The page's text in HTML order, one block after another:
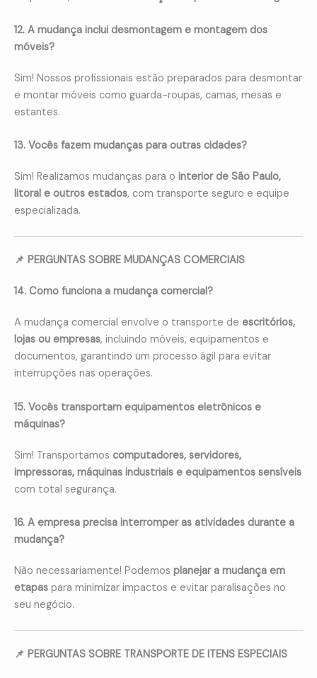
12. A mudança inclui desmontagem e montagem dos
móveis?
Sim! Nossos profissionais estão preparados para desmontar
e montar móveis como guarda-roupas, camas, mesas e
estantes.
13. Vocês fazem mudanças para outras cidades?
Sim! Realizamos mudanças para o interior de São Paulo,
litoral e outros estados, com transporte seguro e equipe
especializada.
📌 PERGUNTAS SOBRE MUDANÇAS COMERCIAIS
14. Como funciona a mudança comercial?
A mudança comercial envolve o transporte de escritórios,
lojas ou empresas, incluindo móveis, equipamentos e
documentos, garantindo um processo ágil para evitar
interrupções nas operações.
15. Vocês transportam equipamentos eletrônicos e
máquinas?
Sim! Transportamos computadores, servidores,
impressoras, máquinas industriais e equipamentos sensíveis
com total segurança.
16. A empresa precisa interromper as atividades durante a
mudança?
Não necessariamente! Podemos planejar a mudança em
etapas para minimizar impactos e evitar paralisações no
seu negócio.
📌 PERGUNTAS SOBRE TRANSPORTE DE ITENS ESPECIAIS